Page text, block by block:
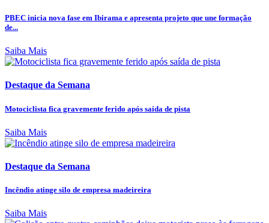
PBEC inicia nova fase em Ibirama e apresenta projeto que une formação
de...
Saiba Mais
Destaque da Semana
Motociclista fica gravemente ferido após saída de pista
Saiba Mais
Destaque da Semana
Incêndio atinge silo de empresa madeireira
Saiba Mais